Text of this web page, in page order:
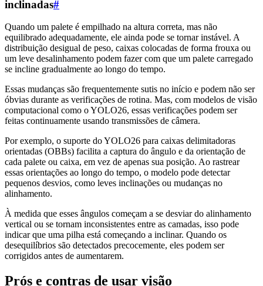
inclinadas#
Quando um palete é empilhado na altura correta, mas não
equilibrado adequadamente, ele ainda pode se tornar instável. A
distribuição desigual de peso, caixas colocadas de forma frouxa ou
um leve desalinhamento podem fazer com que um palete carregado
se incline gradualmente ao longo do tempo.
Essas mudanças são frequentemente sutis no início e podem não ser
óbvias durante as verificações de rotina. Mas, com modelos de visão
computacional como o YOLO26, essas verificações podem ser
feitas continuamente usando transmissões de câmera.
Por exemplo, o suporte do YOLO26 para caixas delimitadoras
orientadas (OBBs) facilita a captura do ângulo e da orientação de
cada palete ou caixa, em vez de apenas sua posição. Ao rastrear
essas orientações ao longo do tempo, o modelo pode detectar
pequenos desvios, como leves inclinações ou mudanças no
alinhamento.
À medida que esses ângulos começam a se desviar do alinhamento
vertical ou se tornam inconsistentes entre as camadas, isso pode
indicar que uma pilha está começando a inclinar. Quando os
desequilíbrios são detectados precocemente, eles podem ser
corrigidos antes de aumentarem.
Prós e contras de usar visão